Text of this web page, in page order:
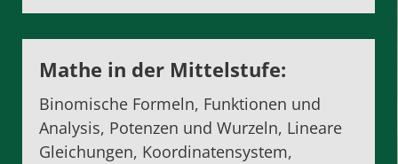
Mathe in der Mittelstufe:
Binomische Formeln, Funktionen und
Analysis, Potenzen und Wurzeln, Lineare
Gleichungen, Koordinatensystem,